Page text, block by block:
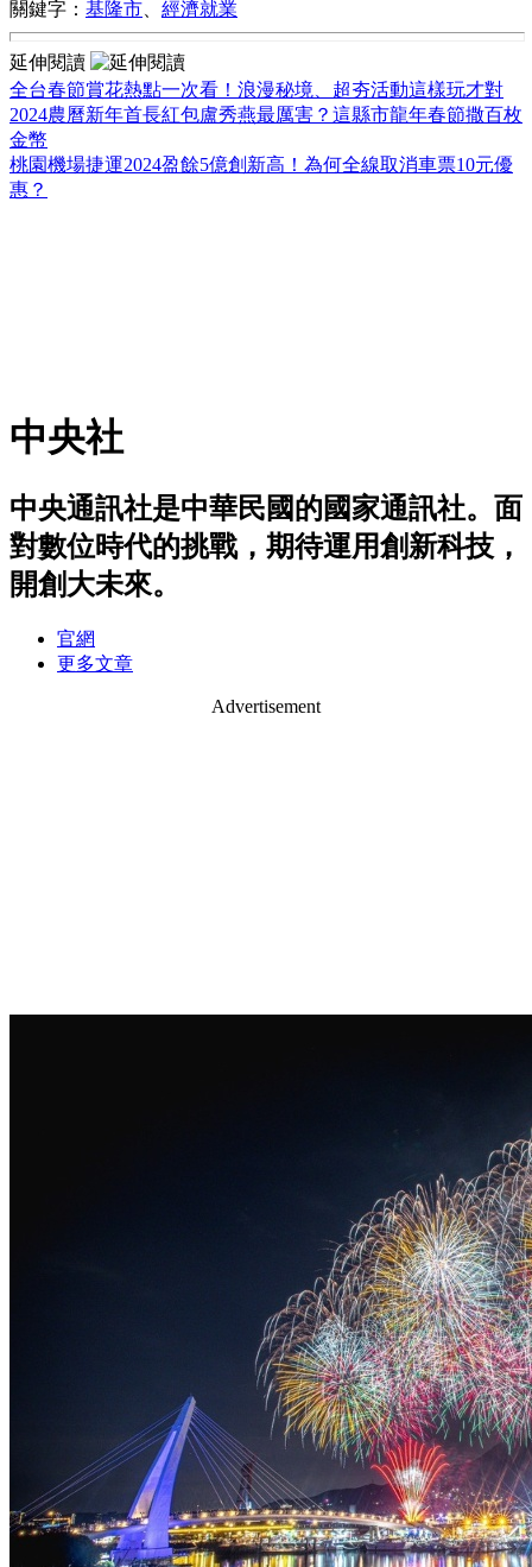
關鍵字： 基隆市 經濟就業
延伸閱讀
全台春節賞花熱點一次看！浪漫秘境、超夯活動這樣玩才對
2024農曆新年首長紅包盧秀燕最厲害？這縣市龍年春節撒百枚
金幣
桃園機場捷運2024盈餘5億創新高！為何全線取消車票10元優
惠？
中央社
中央通訊社是中華民國的國家通訊社。面
對數位時代的挑戰，期待運用創新科技，
開創大未來。
官網
更多文章
Advertisement